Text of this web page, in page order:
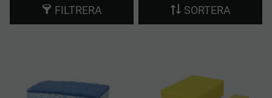
FILTRERA SORTERA